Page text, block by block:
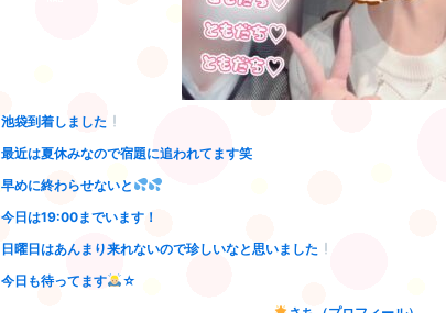
池袋到着しました
最近は夏休みなので宿題に追われてます笑
早めに終わらせないと
今日は19:00までいます！
日曜日はあんまり来れないので珍しいなと思いました
今日も待ってます
☆